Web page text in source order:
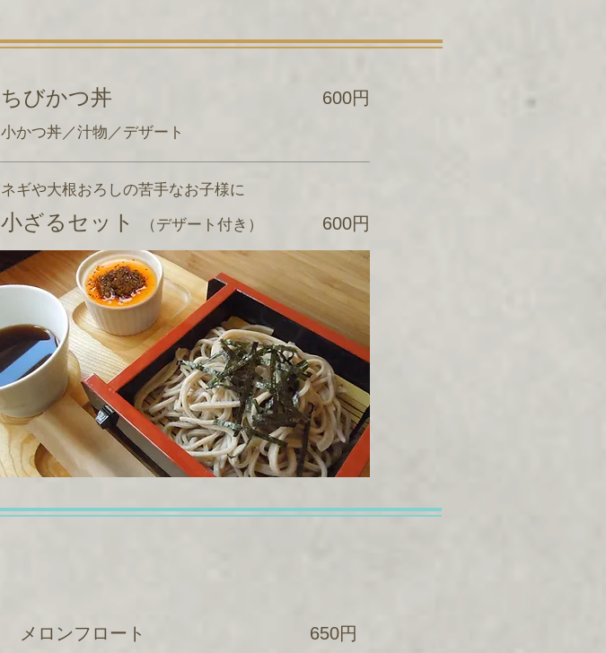
ちびかつ丼
小かつ丼／汁物／デザート
600円
ネギや大根おろしの苦手なお子様に
小ざるセット （デザート付き） 600円
メロンフロート
650円